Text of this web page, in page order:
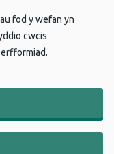
fod y wefan yn
cwcis